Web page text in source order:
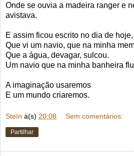
Onde se ouvia a madeira ranger e
avistava.
E assim ficou escrito no dia de hoje,
Que vi um navio, que na minha
Que a água, devagar, sulcou.
Um navio que na minha banheira
A imaginação usaremos
E um mundo criaremos.
Steïn à(s) 20:08 Sem comentários:
Partilhar